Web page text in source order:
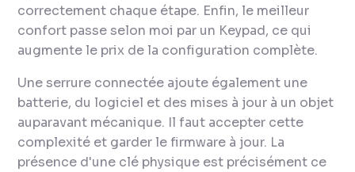
correctement chaque étape. Enfin, le meilleur
confort passe selon moi par un Keypad, ce qui
augmente le prix de la configuration complète.
Une serrure connectée ajoute également une
batterie, du logiciel et des mises à jour à un objet
auparavant mécanique. Il faut accepter cette
complexité et garder le firmware à jour. La
présence d'une clé physique est précisément ce